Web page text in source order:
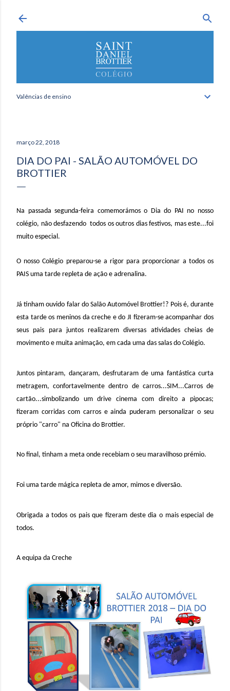
Valências de ensino
março 22, 2018
DIA DO PAI - SALÃO AUTOMÓVEL DO
BROTTIER
Na passada segunda-feira comemorámos o Dia do PAI no nosso
colégio, não desfazendo todos os outros dias festivos, mas este...foi
muito especial.
O nosso Colégio preparou-se a rigor para proporcionar a todos os
PAIS uma tarde repleta de ação e adrenalina.
Já tinham ouvido falar do Salão Automóvel Brottier!? Pois é, durante
esta tarde os meninos da creche e do JI fizeram-se acompanhar dos
seus pais para juntos realizarem diversas atividades cheias de
movimento e muita animação, em cada uma das salas do Colégio.
Juntos pintaram, dançaram, desfrutaram de uma fantástica curta
metragem, confortavelmente dentro de carros...SIM...Carros de
cartão...simbolizando um drive cinema com direito a pipocas;
fizeram corridas com carros e ainda puderam personalizar o seu
próprio "carro" na Oficina do Brottier.
No final, tinham a meta onde recebiam o seu maravilhoso prémio.
Foi uma tarde mágica repleta de amor, mimos e diversão.
Obrigada a todos os pais que fizeram deste dia o mais especial de
todos.
A equipa da Creche